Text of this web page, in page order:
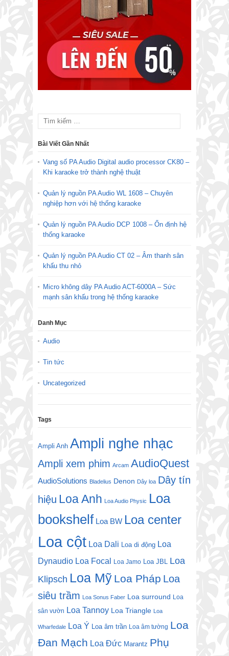
Bài Viết Gần Nhất
Vang số PA Audio Digital audio processor CK80 –
Khi karaoke trở thành nghệ thuật
Quản lý nguồn PA Audio WL 1608 – Chuyên
nghiệp hơn với hệ thống karaoke
Quản lý nguồn PA Audio DCP 1008 – Ổn định hệ
thống karaoke
Quản lý nguồn PA Audio CT 02 – Âm thanh sân
khấu thu nhỏ
Micro không dây PA Audio ACT-6000A – Sức
mạnh sân khấu trong hệ thống karaoke
Danh Mục
Audio
Tin tức
Uncategorized
Tags
Ampli Anh Ampli nghe nhạc
Ampli xem phim Arcam AudioQuest
AudioSolutions Bladelius Denon Dây loa Dây tín
hiệu Loa Anh Loa Audio Physic Loa
bookshelf Loa BW Loa center
Loa cột Loa Dali Loa di động Loa
Dynaudio Loa Focal Loa Jamo Loa JBL
Loa
Klipsch Loa Mỹ Loa Pháp Loa
siêu trầm Loa Sonus Faber Loa surround Loa
sân vườn Loa Tannoy Loa Triangle Loa
Wharfedale Loa Ý Loa âm trần Loa âm tường Loa
Đan Mạch Loa Đức Marantz Phụ